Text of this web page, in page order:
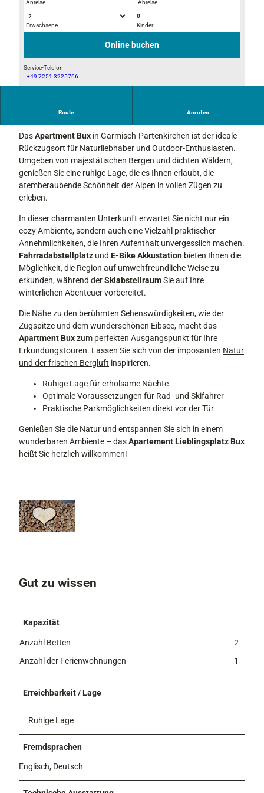
B
k
o
n
_
1
0
5
4
1
6
6
3
2
1
4
3
8
0
2
_
2
3
1
1
4
2
6
7
_
M
0
1
2
5
-
W
0
0
1
0
Anreise Abreise
Erwachsene
0
Kinder
Online buchen
Service-Telefon
+49 7251 3225766
Route Anrufen
Erleben Sie Natur pur im Apartment Lieblingsplatz Bux
DasApartment Bux in Garmisch-Partenkirchen ist der ideale
Rückzugsort für Naturliebhaber und Outdoor-Enthusiasten.
Umgeben von majestätischen Bergen und dichten Wäldern,
genießen Sie eine ruhige Lage, die es Ihnen erlaubt, die
atemberaubende Schönheit der Alpen in vollen Zügen zu
erleben.
In dieser charmanten Unterkunft erwartet Sie nicht nur ein
cozy Ambiente, sondern auch eine Vielzahl praktischer
Annehmlichkeiten, die Ihren Aufenthalt unvergesslich machen.
Fahrradabstellplatz und E-Bike Akkustation bieten Ihnen die
Möglichkeit, die Region auf umweltfreundliche Weise zu
erkunden, während derSkiabstellraumSie auf Ihre
winterlichen Abenteuer vorbereitet.
Die Nähe zu den berühmten Sehenswürdigkeiten, wie der
Zugspitze und dem wunderschönen Eibsee, macht das
Apartment Buxzum perfekten Ausgangspunkt für Ihre
Erkundungstouren. Lassen Sie sich von der imposanten Natur
und der frischen Bergluft inspirieren.
Ruhige Lage für erholsame Nächte
Optimale Voraussetzungen für Rad- und Skifahrer
Praktische Parkmöglichkeiten direkt vor der Tür
Genießen Sie die Natur und entspannen Sie sich in einem
wunderbaren Ambiente – dasApartement Lieblingsplatz Bux
heißt Sie herzlich willkommen!
Gut zu wissen
Kapazität
Anzahl Betten
2
Anzahl der Ferienwohnungen
1
Erreichbarkeit / Lage
Ruhige Lage
Fremdsprachen
Englisch, Deutsch